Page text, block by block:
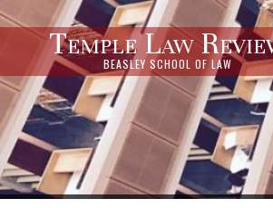
Temple Law
BEASLEY SCHOOL OF LAW